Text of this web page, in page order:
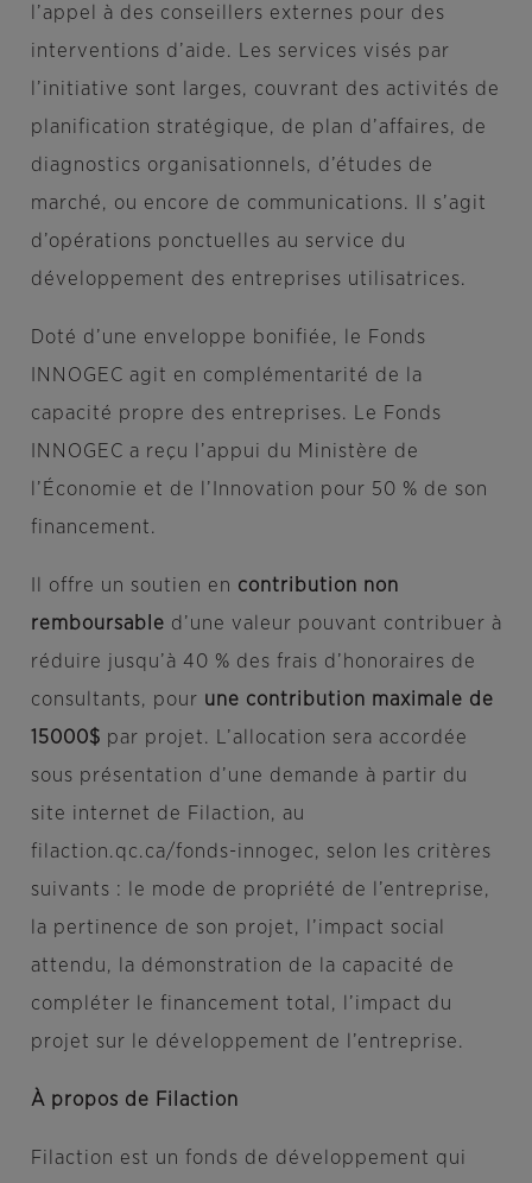
l’appel à des conseillers externes pour des
interventions d’aide. Les services visés par
l’initiative sont larges, couvrant des activités de
planification stratégique, de plan d’affaires, de
diagnostics organisationnels, d’études de
marché, ou encore de communications. Il s’agit
d’opérations ponctuelles au service du
développement des entreprises utilisatrices.
Doté d’une enveloppe bonifiée, le Fonds
INNOGEC agit en complémentarité de la
capacité propre des entreprises. Le Fonds
INNOGEC a reçu l’appui du Ministère de
l’Économie et de l’Innovation pour 50 % de son
financement.
Il offre un soutien en contribution non
remboursable d’une valeur pouvant contribuer à
réduire jusqu’à 40 % des frais d’honoraires de
consultants, pour une contribution maximale de
15000$ par projet. L’allocation sera accordée
sous présentation d’une demande à partir du
site internet de Filaction, au
filaction.qc.ca/fonds-innogec, selon les critères
suivants : le mode de propriété de l’entreprise,
la pertinence de son projet, l’impact social
attendu, la démonstration de la capacité de
compléter le financement total, l’impact du
projet sur le développement de l’entreprise.
À propos de Filaction
Filaction est un fonds de développement qui